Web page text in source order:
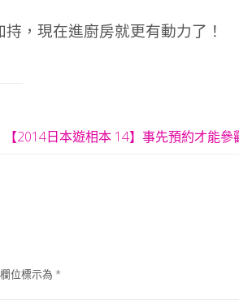
，現在進廚房就更有動力了！
【2014日本遊相本 14】事先預約才能
位標示為*